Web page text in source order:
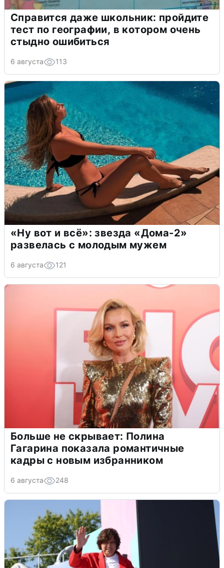
Справится даже школьник: пройдите
тест по географии, в котором очень
стыдно ошибиться
6 августа 113
«Ну вот и всё»: звезда «Дома-2»
развелась с молодым мужем
6 августа 121
Больше не скрывает: Полина
Гагарина показала романтичные
кадры с новым избранником
6 августа 248